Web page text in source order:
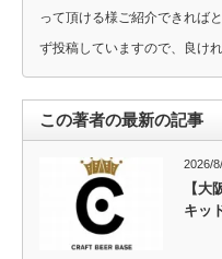
って頂ける様ご紹介できれば
ず投稿していますので、良け
この著者の最新の記事
2026/
【大
キッ